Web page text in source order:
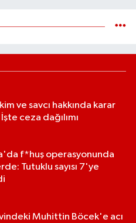
ve savcı hakkında karar
ceza dağılımı
f*huş operasyonunda
Tutuklu sayısı 7'ye
Muhittin Böcek'e acı